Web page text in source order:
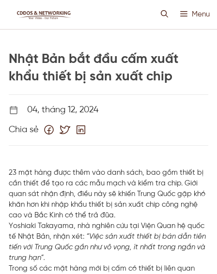
Menu
CLOUD VPS
PROXY CUSTOM
Nhật Bản bắt đầu cấm xuất
khẩu thiết bị sản xuất chip
04, tháng 12, 2024
Chia sẻ
23 mặt hàng được thêm vào danh sách, bao gồm thiết bị
cần thiết để tạo ra các mẫu mạch và kiểm tra chip. Giới
quan sát nhận định, điều này sẽ khiến Trung Quốc gặp khó
khăn hơn khi nhập khẩu thiết bị sản xuất chip công nghệ
cao và Bắc Kinh có thể trả đũa.
Yoshiaki Takayama, nhà nghiên cứu tại Viện Quan hệ quốc
tế Nhật Bản, nhận xét: “Việc sản xuất thiết bị bán dẫn tiên
tiến với Trung Quốc gần như vô vọng, ít nhất trong ngắn và
trung hạn”.
Trong số các mặt hàng mới bị cấm có thiết bị liên quan